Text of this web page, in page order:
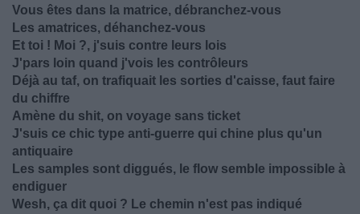
Vous êtes dans la matrice, débranchez-vous
Les amatrices, déhanchez-vous
Et toi ! Moi ?, j'suis contre leurs lois
J'pars loin quand j'vois les contrôleurs
Déjà au taf, on trafiquait les sorties d'caisse, faut faire
du chiffre
Amène du shit, on voyage sans ticket
J'suis ce chic type anti-guerre qui chine plus qu'un
antiquaire
Les samples sont diggués, le flow semble impossible à
endiguer
Wesh, ça dit quoi ? Le chemin n'est pas indiqué